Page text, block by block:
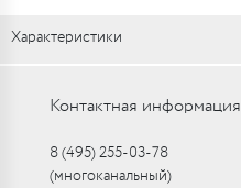
Характеристики
Контактная информация
8 (495) 255-03-78
(многоканальный)